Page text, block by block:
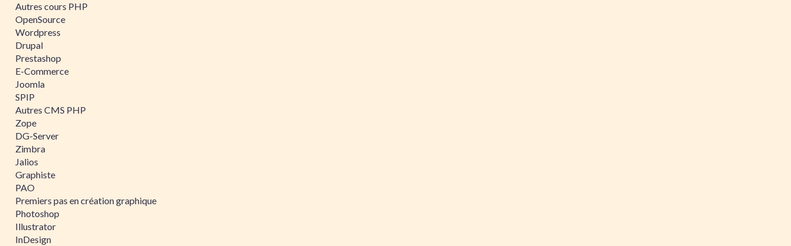
Autres cours PHP
OpenSource
Wordpress
Drupal
Prestashop
E-Commerce
Joomla
SPIP
Autres CMS PHP
Zope
DG-Server
Zimbra
Jalios
Graphiste
PAO
Premiers pas en création graphique
Photoshop
Illustrator
InDesign